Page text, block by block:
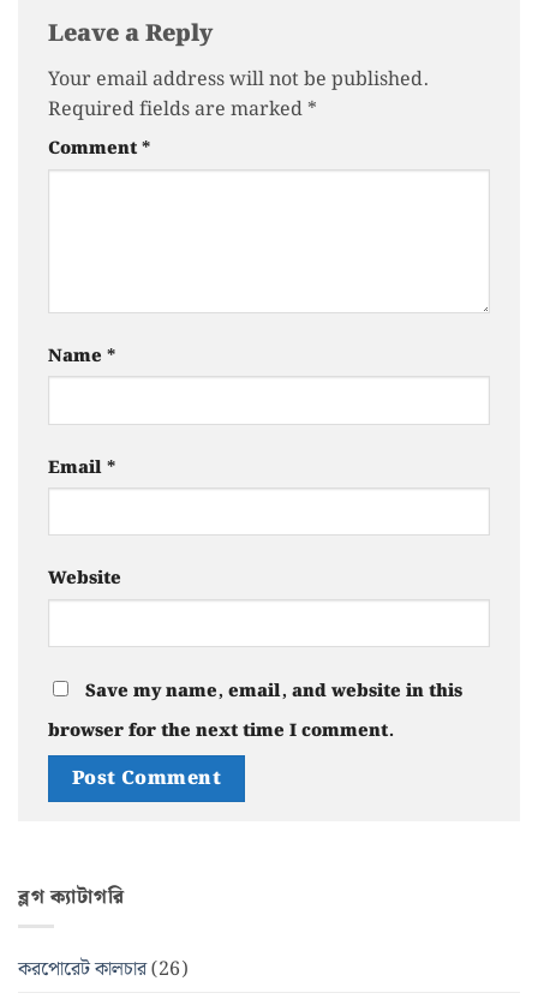
Leave a Reply
Your email address will not be published.
Required fields are marked *
Comment*
Name *
Email*
Website
Save my name, email, and website in this
browser for the next time I comment.
ব্লগ ক্যাটাগরি
করপোরেট কালচার(26)